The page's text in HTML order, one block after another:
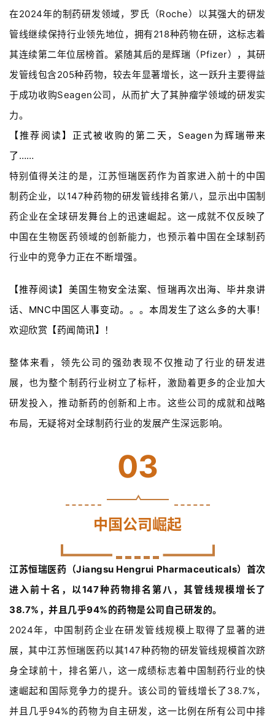
在2024年的制药研发领域，罗氏（Roche）以其强大的研发
管线继续保持行业领先地位，拥有218种药物在研，这标志着
其连续第二年位居榜首。紧随其后的是辉瑞（Pfizer），其研
发管线包含205种药物，较去年显著增长，这一跃升主要得益
于成功收购Seagen公司，从而扩大了其肿瘤学领域的研发实
力。
【推荐阅读】正式被收购的第二天，Seagen为辉瑞带来
了……
特别值得关注的是，江苏恒瑞医药作为首家进入前十的中国
制药企业，以147种药物的研发管线排名第八，显示出中国制
药企业在全球研发舞台上的迅速崛起。这一成就不仅反映了
中国在生物医药领域的创新能力，也预示着中国在全球制药
行业中的竞争力正在不断增强。
【推荐阅读】美国生物安全法案、恒瑞再次出海、毕井泉讲
话、MNC中国区人事变动。。。本周发生了这么多的大事！
欢迎欣赏【药闻简讯】！
整体来看，领先公司的强劲表现不仅推动了行业的研发进
展，也为整个制药行业树立了标杆，激励着更多的企业加大
研发投入，推动新药的创新和上市。这些公司的成就和战略
布局，无疑将对全球制药行业的发展产生深远影响。
03
中国公司崛起
江苏恒瑞医药（Jiangsu Hengrui Pharmaceuticals）首次
进入前十名，以147种药物排名第八，其管线规模增长了
38.7%，并且几乎94%的药物是公司自己研发的。
2024年，中国制药企业在研发管线规模上取得了显著的进
展，其中江苏恒瑞医药以其147种药物的研发管线规模首次跻
身全球前十，排名第八，这一成绩标志着中国制药行业的快
速崛起和国际竞争力的提升。该公司的管线增长了38.7%，
并且几乎94%的药物为自主研发，这一比例在所有公司中排